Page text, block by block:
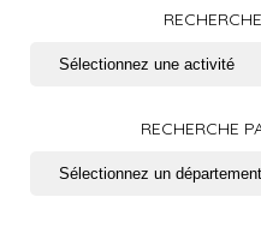
RECHERCHE